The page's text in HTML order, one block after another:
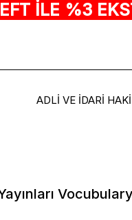
İLE %3
ADLİ VE İDARİ